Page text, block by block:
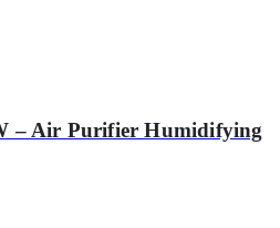
– Air Purifier Humidifying